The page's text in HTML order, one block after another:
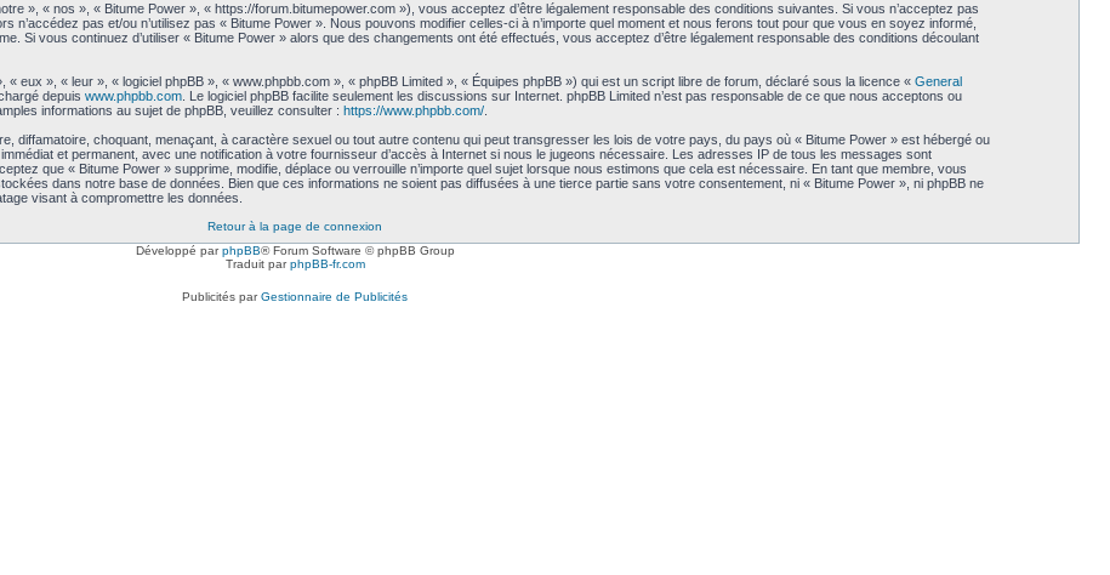
», « nos », « Bitume Power », « https://forum.bitumepower.com »), vous acceptez d’être légalement responsable des conditions suivantes. Si vous n’acceptez pas
n’accédez pas et/ou n’utilisez pas « Bitume Power ». Nous pouvons modifier celles-ci à n’importe quel moment et nous ferons tout pour que vous en soyez informé,
Si vous continuez d’utiliser « Bitume Power » alors que des changements ont été effectués, vous acceptez d’être légalement responsable des conditions découlant
eux », « leur », « logiciel phpBB », « www.phpbb.com », « phpBB Limited », « Équipes phpBB ») qui est un script libre de forum, déclaré sous la licence « General
depuis www.phpbb.com. Le logiciel phpBB facilite seulement les discussions sur Internet. phpBB Limited n’est pas responsable de ce que nous acceptons ou
informations au sujet de phpBB, veuillez consulter : https://www.phpbb.com/.
diffamatoire, choquant, menaçant, à caractère sexuel ou tout autre contenu qui peut transgresser les lois de votre pays, du pays où « Bitume Power » est hébergé ou
et permanent, avec une notification à votre fournisseur d’accès à Internet si nous le jugeons nécessaire. Les adresses IP de tous les messages sont
que « Bitume Power » supprime, modifie, déplace ou verrouille n’importe quel sujet lorsque nous estimons que cela est nécessaire. En tant que membre, vous
dans notre base de données. Bien que ces informations ne soient pas diffusées à une tierce partie sans votre consentement, ni « Bitume Power », ni phpBB ne
visant à compromettre les données.
Retour à la page de connexion
Développé parphpBB® Forum Software © phpBB Group
Traduit parphpBB-fr.com
Publicités parGestionnaire de Publicités